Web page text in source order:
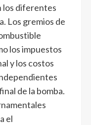
los diferentes
Los gremios de
los impuestos
y los costos
de la bomba.
el